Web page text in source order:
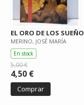
EL ORO DE LOS
MERINO, JOSÉ MARÍA
En stock
5,00 €
4,50 €
Comprar